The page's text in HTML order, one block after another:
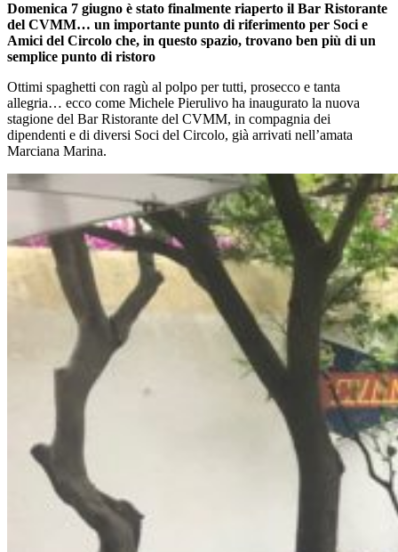
Domenica 7 giugno è stato finalmente riaperto il Bar Ristorante
del CVMM… un importante punto di riferimento per Soci e
Amici del Circolo che, in questo spazio, trovano ben più di un
semplice punto di ristoro
Ottimi spaghetti con ragù al polpo per tutti, prosecco e tanta
allegria… ecco come Michele Pierulivo ha inaugurato la nuova
stagione del Bar Ristorante del CVMM, in compagnia dei
dipendenti e di diversi Soci del Circolo, già arrivati nell’amata
Marciana Marina.